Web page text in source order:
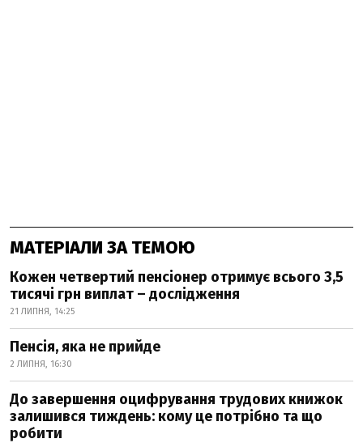
МАТЕРІАЛИ ЗА ТЕМОЮ
Кожен четвертий пенсіонер отримує всього 3,5
тисячі грн виплат – дослідження
21 ЛИПНЯ, 14:25
Пенсія, яка не прийде
2 ЛИПНЯ, 16:30
До завершення оцифрування трудових книжок
залишився тиждень: кому це потрібно та що
робити